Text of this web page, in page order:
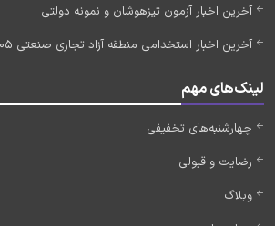
آخرین اخبار آزمون تیزهوشان و نمونه دولتی
آخرین اخبار استخدامی منطقه آزاد تجاری صنعتی 1405
لینک‌های مهم
چهارشنبه‌های تخفیفی
رضایت و قبولی
وبلاگ